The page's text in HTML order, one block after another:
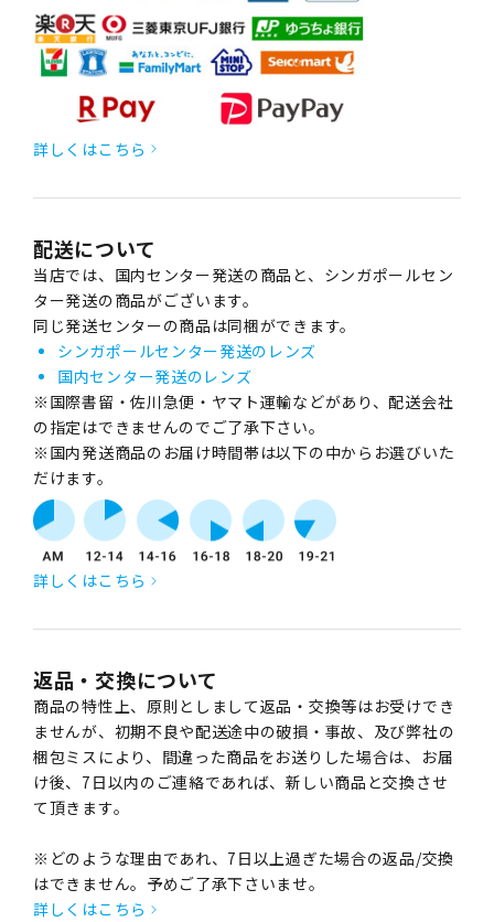
詳しくはこちら
配送について
当店では、国内センター発送の商品と、シンガポールセン
ター発送の商品がございます。
同じ発送センターの商品は同梱ができます。
シンガポールセンター発送のレンズ
国内センター発送のレンズ
※国際書留・佐川急便・ヤマト運輸などがあり、配送会社
の指定はできませんのでご了承下さい。
※国内発送商品のお届け時間帯は以下の中からお選びいた
だけます。
詳しくはこちら
返品・交換について
商品の特性上、原則としまして返品・交換等はお受けでき
ませんが、初期不良や配送途中の破損・事故、及び弊社の
梱包ミスにより、間違った商品をお送りした場合は、お届
け後、7日以内のご連絡であれば、新しい商品と交換させ
て頂きます。
※どのような理由であれ、7日以上過ぎた場合の返品/交換
はできません。予めご了承下さいませ。
詳しくはこちら